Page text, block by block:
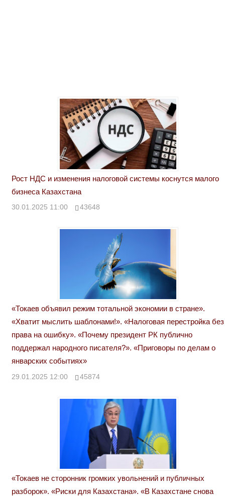
Рост НДС и изменения налоговой системы коснутся малого
бизнеса Казахстана
30.01.2025 11:00 43648
«Токаев объявил режим тотальной экономии в стране».
«Хватит мыслить шаблонами!». «Налоговая перестройка без
права на ошибку». «Почему президент РК публично
поддержал народного писателя?». «Приговоры по делам о
январских событиях»
29.01.2025 12:00 45874
«Токаев не сторонник громких увольнений и публичных
разборок». «Риски для Казахстана». «В Казахстане снова